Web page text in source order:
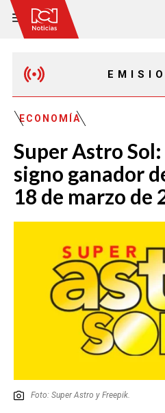
EMISIÓN
ECONOMÍA
Super Astro
signo ganador
18 de marzo de
Foto: Super Astro y Freepik.